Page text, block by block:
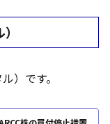
）です。